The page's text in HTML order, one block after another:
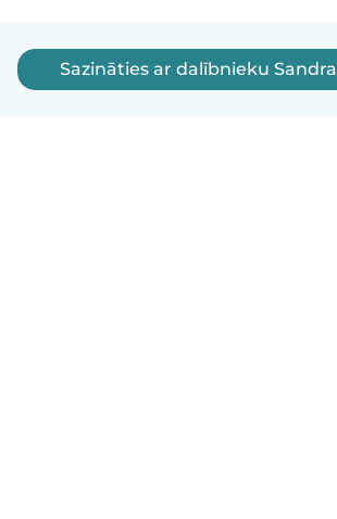
Sazināties ar dalībnieku Sandra